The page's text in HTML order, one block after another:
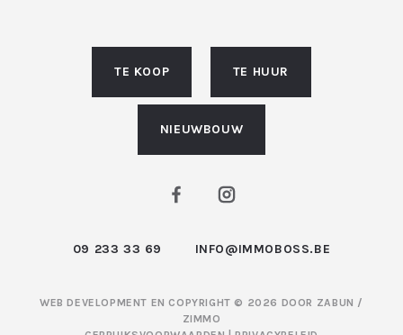
TE KOOP TE HUUR
NIEUWBOUW
09 233 33 69 INFO@IMMOBOSS.BE
WEB DEVELOPMENT EN COPYRIGHT © 2026 DOOR ZABUN /
ZIMMO